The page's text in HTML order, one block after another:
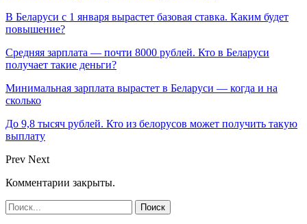
В Беларуси с 1 января вырастет базовая ставка. Каким будет
повышение?
Средняя зарплата — почти 8000 рублей. Кто в Беларуси
получает такие деньги?
Минимальная зарплата вырастет в Беларуси — когда и на
сколько
До 9,8 тысяч рублей. Кто из белорусов может получить такую
выплату
Prev Next
Комментарии закрыты.